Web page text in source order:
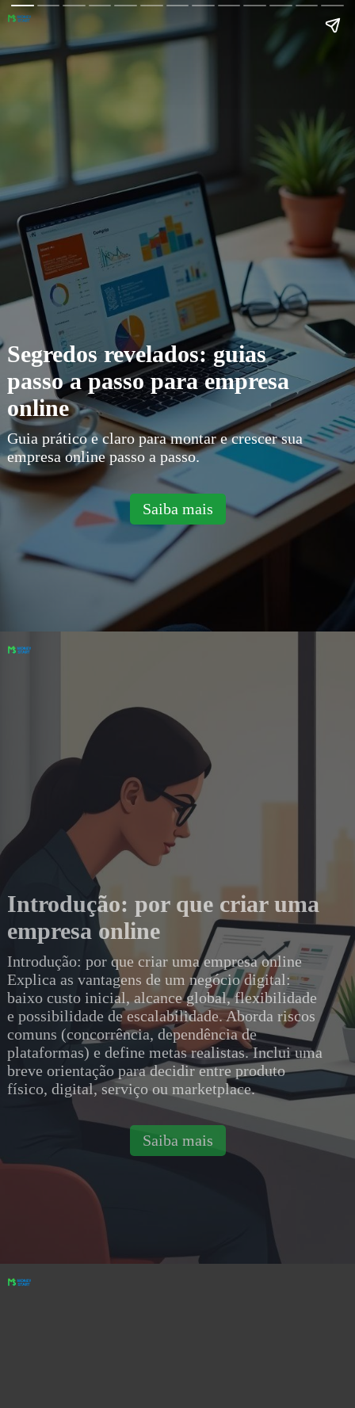
Segredos revelados: guias
passo a passo para empresa
online
Guia prático e claro para montar e crescer sua
empresa online passo a passo.
Saiba mais
Introdução: por que criar uma
empresa online
Introdução: por que criar uma empresa online
Explica as vantagens de um negócio digital:
baixo custo inicial, alcance global, flexibilidade
e possibilidade de escalabilidade. Aborda riscos
comuns (concorrência, dependência de
plataformas) e define metas realistas. Inclui uma
breve orientação para decidir entre produto
físico, digital, serviço ou marketplace.
Saiba mais